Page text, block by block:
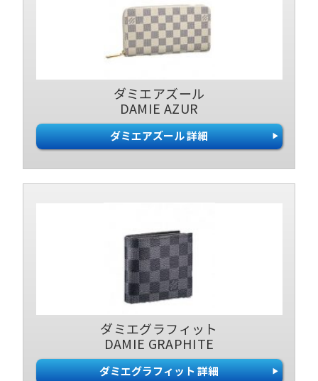
ダミエアズール
DAMIE AZUR
ダミエアズール 詳細
ダミエグラフィット
DAMIE GRAPHITE
ダミエグラフィット 詳細